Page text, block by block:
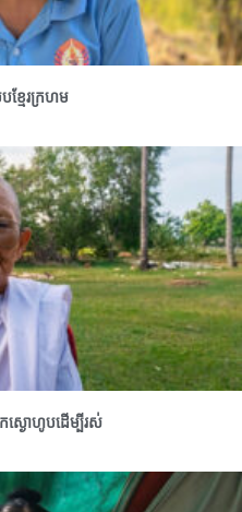
បខ្មែរក្រហម
ស្ងោហូបដើម្បីរស់